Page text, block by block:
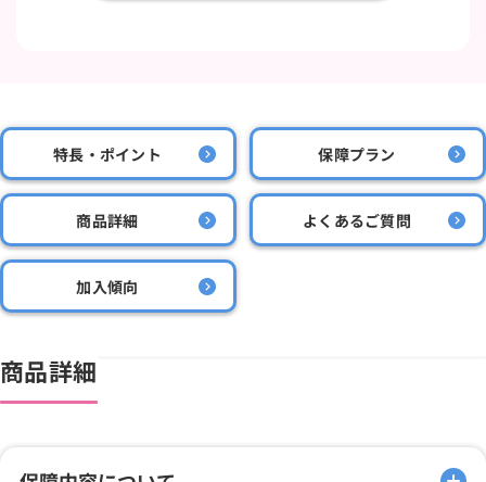
特長・ポイント 保障プラン
商品詳細 よくあるご質問
加入傾向
商品詳細